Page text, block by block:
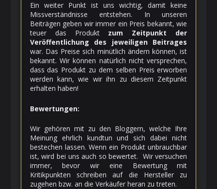
Ein weiter Punkt ist uns wichtig, damit keine
Missverständnisse entstehen. In unseren
Beiträgen geben wir immer ein Preis bekannt, wie
teuer das Produkt zum Zeitpunkt der
Veröffentlichung des jeweiligen Beitrages
war. Das Preise sich minütlich ändern können, ist
bekannt. Wir können natürlich nicht versprechen,
dass das Produkt zu dem selben Preis erworben
werden kann, wie wir ihn zu diesem Zeitpunkt
erhalten haben!
Bewertungen:
Wir gehören mit zu den Bloggern, welche Ihre
Meinung ehrlich kundtun und sich dabei nicht
bestechen lassen. Wenn ein Produkt unbrauchbar
ist, wird bei uns auch so bewertet. Wir versuchen
immer, bevor wir eine Bewertung mit
Kritikpunkten schreiben auf die Hersteller zu
zugehen bzw. an die Verkäufer heran zu treten.